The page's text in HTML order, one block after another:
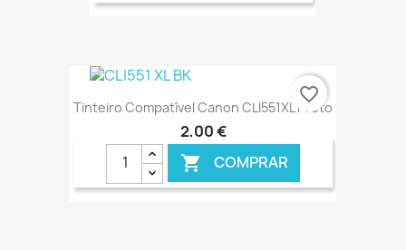
€ ONLINE
Tinteiro Compatível Canon CLI551XL Preto
2,00 €
 COMPRAR
favorite_border